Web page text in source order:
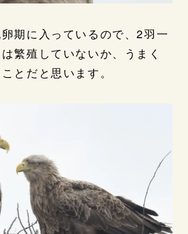
期に入っているので、2羽一
繁殖していないか、うまく
とだと思います。